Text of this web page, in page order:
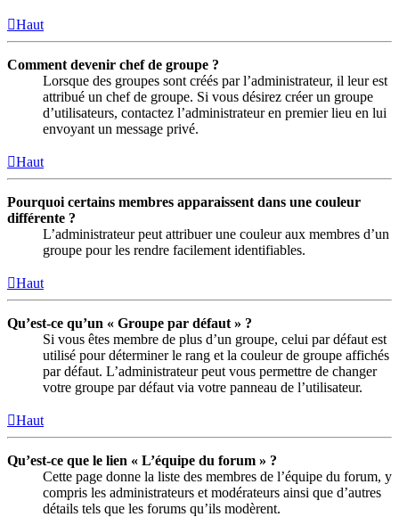
Haut
Comment devenir chef de groupe ?
Lorsque des groupes sont créés par l’administrateur, il leur est
attribué un chef de groupe. Si vous désirez créer un groupe
d’utilisateurs, contactez l’administrateur en premier lieu en lui
envoyant un message privé.
Haut
Pourquoi certains membres apparaissent dans une couleur
différente ?
L’administrateur peut attribuer une couleur aux membres d’un
groupe pour les rendre facilement identifiables.
Haut
Qu’est-ce qu’un « Groupe par défaut » ?
Si vous êtes membre de plus d’un groupe, celui par défaut est
utilisé pour déterminer le rang et la couleur de groupe affichés
par défaut. L’administrateur peut vous permettre de changer
votre groupe par défaut via votre panneau de l’utilisateur.
Haut
Qu’est-ce que le lien « L’équipe du forum » ?
Cette page donne la liste des membres de l’équipe du forum, y
compris les administrateurs et modérateurs ainsi que d’autres
détails tels que les forums qu’ils modèrent.